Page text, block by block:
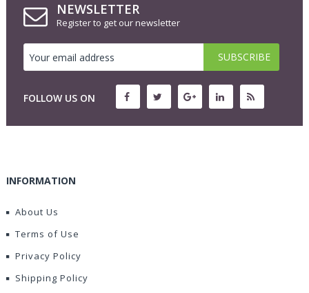
NEWSLETTER
Register to get our newsletter
FOLLOW US ON
INFORMATION
About Us
Terms of Use
Privacy Policy
Shipping Policy